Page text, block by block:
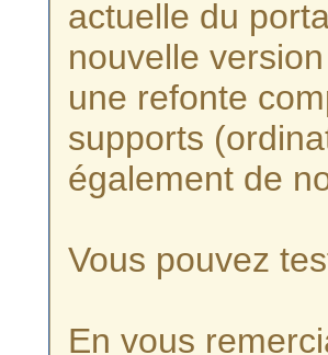
actuelle du
nouvelle
une refonte
supports
également de
Vous pouvez
En vous